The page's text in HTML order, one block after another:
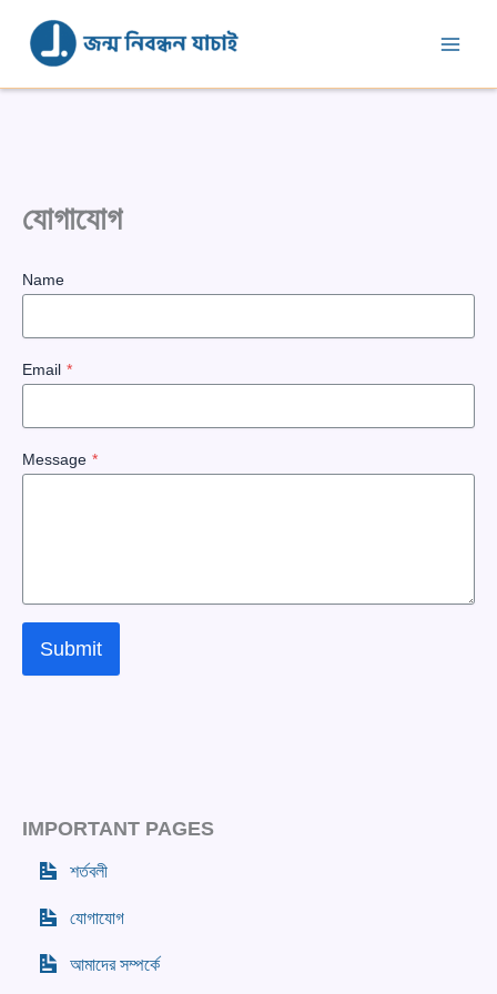
content
যোগাযোগ
Name
Email *
Message *
Submit
IMPORTANT PAGES
শর্তবলী
যোগাযোগ
আমাদের সম্পর্কে